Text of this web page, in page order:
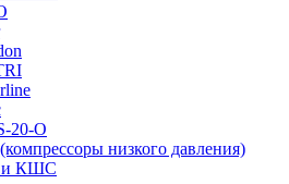
20-O
низкого давления)
и КШС